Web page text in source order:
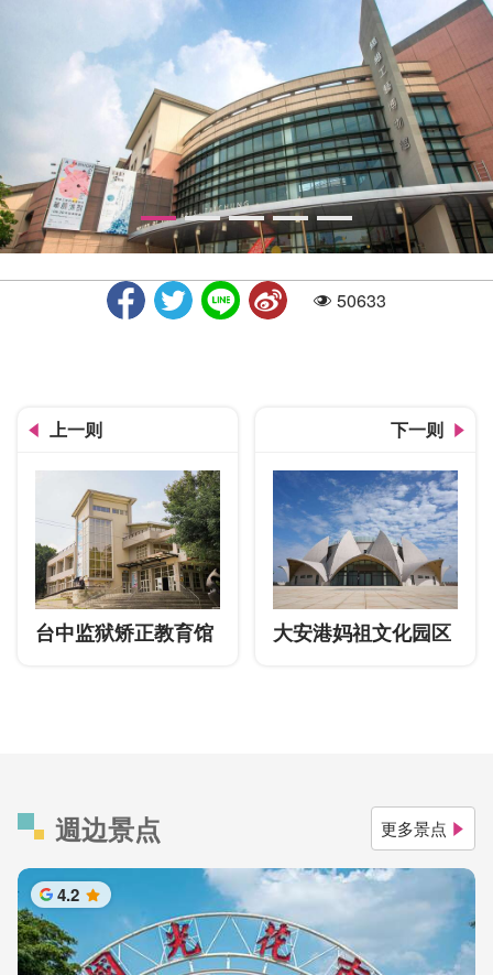
人气50633
上一则
台中监狱矫正教育馆
下一则
大安港妈祖文化园区
週边景点 更多景点
4.2 星